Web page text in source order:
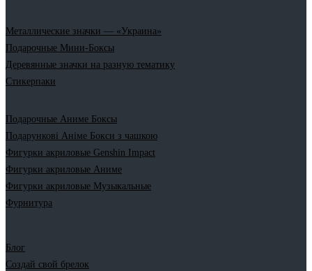
Металлические значки — «Украина»
Подарочные Мини-Боксы
Деревянные значки на разную тематику
Стикерпаки
Подарочные Аниме Боксы
Подарункові Аніме Бокси з чашкою
Фигурки акриловые Genshin Impact
Фигурки акриловые Аниме
Фигурки акриловые Музыкальные
Фурнитура
Блог
Создай свой брелок